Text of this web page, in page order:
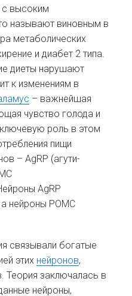
с высоким
называют виновным в
метаболических
и диабет 2 типа.
диеты нарушают
к изменениям в
– важнейшая
чувство голода и
роль в этом
пищи
– AgRP (агути-
AgRP
нейроны POMC
связывали богатые
этих нейронов,
Теория заключалась в
нейроны,